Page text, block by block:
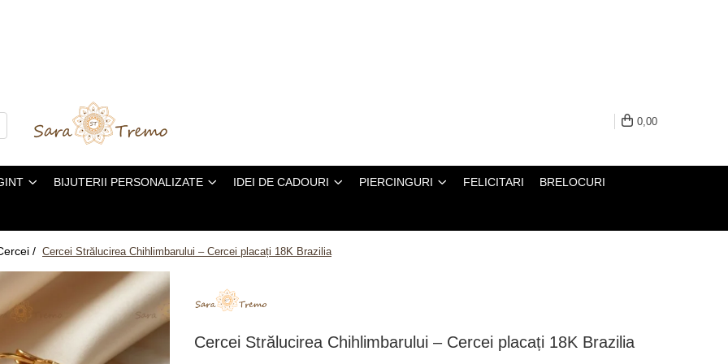
0,00
BIJUTERII PERSONALIZATE IDEI DE CADOURI PIERCINGURI FELICITARI BRELOCURI
/ Cercei Strălucirea Chihlimbarului – Cercei placați 18K Brazilia
Cercei Strălucirea Chihlimbarului – Cercei placați 18K Brazilia